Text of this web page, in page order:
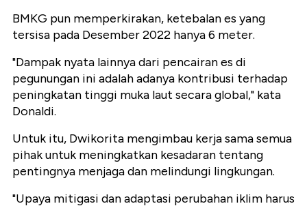
BMKG pun memperkirakan, ketebalan es yang
tersisa pada Desember 2022 hanya 6 meter.
"Dampak nyata lainnya dari pencairan es di
pegunungan ini adalah adanya kontribusi terhadap
peningkatan tinggi muka laut secara global," kata
Donaldi.
Untuk itu, Dwikorita mengimbau kerja sama semua
pihak untuk meningkatkan kesadaran tentang
pentingnya menjaga dan melindungi lingkungan.
"Upaya mitigasi dan adaptasi perubahan iklim harus